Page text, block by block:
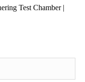
Test Chamber |